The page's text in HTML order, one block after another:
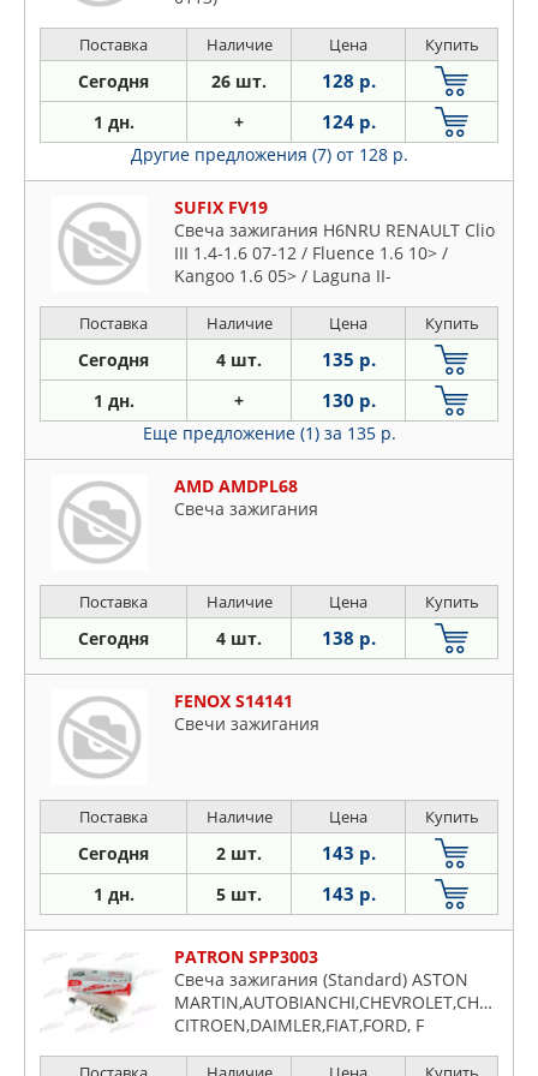
Поставка Наличие Цена Купить
Сегодня 26 шт. 128 р.
1 дн. + 124 р.
Другие предложения (7) от 128 р.
SUFIX FV19
Свеча зажигания H6NRU RENAULT Clio
III 1.4-1.6 07-12 / Fluence 1.6 10> /
Kangoo 1.6 05> / Laguna II-
Поставка Наличие Цена Купить
Сегодня 4 шт. 135 р.
1 дн. + 130 р.
Еще предложение (1) за 135 р.
AMD AMDPL68
Свеча зажигания
Поставка Наличие Цена Купить
Сегодня 4 шт. 138 р.
FENOX S14141
Свечи зажигания
Поставка Наличие Цена Купить
Сегодня 2 шт. 143 р.
1 дн. 5 шт. 143 р.
PATRON SPP3003
Свеча зажигания (Standard) ASTON
CITROEN,DAIMLER,FIAT,FORD, F